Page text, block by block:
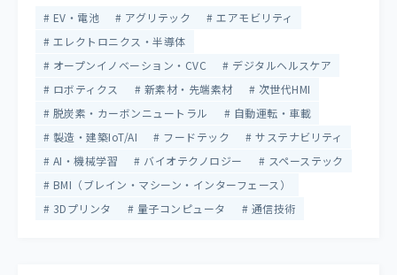
EV・電池 アグリテック
エアモビリティ
エレクトロニクス・半導体
オープンイノベーション・CVC
デジタルヘルスケア
ロボティクス
新素材・先端素材
次世代HMI
脱炭素・カーボンニュートラル
自動運転・車載
製造・建築IoT/AI
フードテック
サステナビリティ
AI・機械学習
バイオテクノロジー
スペーステック
BMI（ブレイン・マシーン・インターフェース）
3Dプリンタ
量子コンピュータ 通信技術